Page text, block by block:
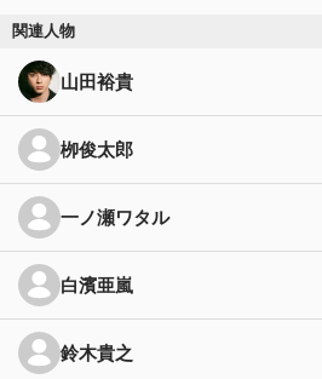
関連人物
山田裕貴
栁俊太郎
一ノ瀬ワタル
白濱亜嵐
鈴木貴之